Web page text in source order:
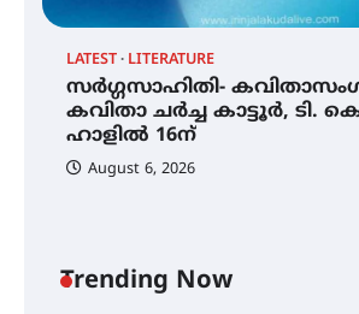
LATEST LITERATURE
സർഗ്ഗസാഹിതി-
കവിതാ ചർച്ച കാട്ടൂർ, ടി.
ഹാളിൽ 16ന്
August 6, 2026
Trending Now
തേലപ്പിളളി
തോമാസ് (69)